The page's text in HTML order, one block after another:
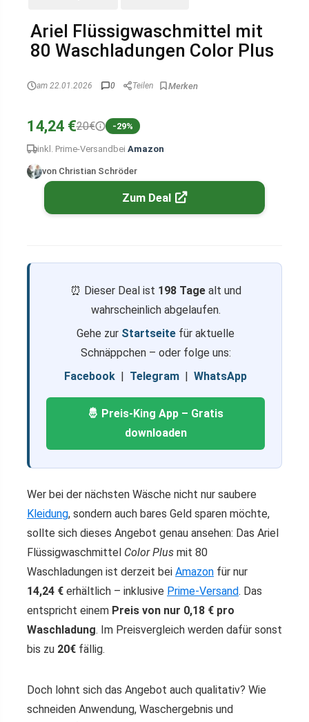
Ariel Flüssigwaschmittel mit
80 Waschladungen Color Plus
am 22.01.2026 0 Teilen
14,24 €20€ -29%
inkl. Prime-Versand bei Amazon
von Christian Schröder
Zum Deal
⏰ Dieser Deal ist 198 Tagealt und
wahrscheinlich abgelaufen.
Gehe zur Startseite für aktuelle
Schnäppchen – oder folge uns:
Facebook | Telegram | WhatsApp
🤴 Preis-King App – Gratis
downloaden
Wer bei der nächsten Wäsche nicht nur saubere
Kleidung, sondern auch bares Geld sparen möchte,
sollte sich dieses Angebot genau ansehen: Das Ariel
Flüssigwaschmittel Color Plus mit 80
Waschladungen ist derzeit bei Amazon für nur
14,24 € erhältlich – inklusive Prime-Versand. Das
entspricht einem Preis von nur 0,18 € pro
Waschladung. Im Preisvergleich werden dafür sonst
bis zu 20€ fällig.
Doch lohnt sich das Angebot auch qualitativ? Wie
schneiden Anwendung, Waschergebnis und